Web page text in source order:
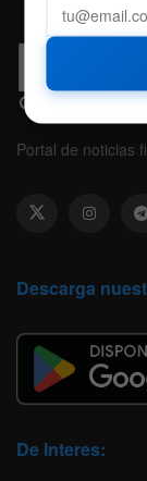
Portal de noticias
Descarga
De Interes: